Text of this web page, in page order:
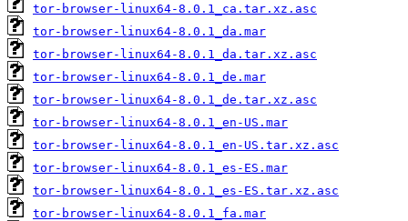
tor-browser-linux64-8.0.1_ca.tar.xz.asc
tor-browser-linux64-8.0.1_da.mar
tor-browser-linux64-8.0.1_da.tar.xz.asc
tor-browser-linux64-8.0.1_de.mar
tor-browser-linux64-8.0.1_de.tar.xz.asc
tor-browser-linux64-8.0.1_en-US.mar
tor-browser-linux64-8.0.1_en-US.tar.xz.asc
tor-browser-linux64-8.0.1_es-ES.mar
tor-browser-linux64-8.0.1_es-ES.tar.xz.asc
tor-browser-linux64-8.0.1_fa.mar